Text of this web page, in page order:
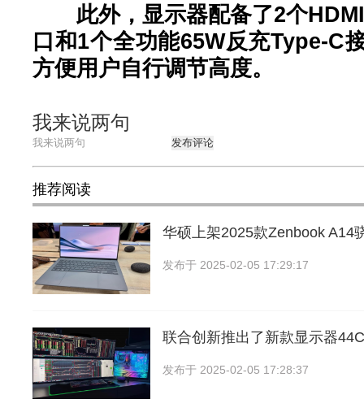
此外，显示器配备了2个
口和1个全功能65W反充Type-C
方便用户自行调节高度。
我来说两句
发布评论
推荐阅读
华硕上架2025款Zenbook A14
发布于 2025-02-05 17:29:17
联合创新推出了新款显示器
发布于 2025-02-05 17:28:37